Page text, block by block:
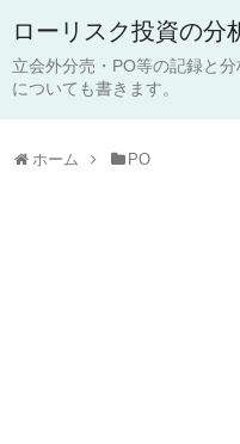
ローリスク投資の分
立会外分売・PO等の記録と
についても書きます。
ホーム PO